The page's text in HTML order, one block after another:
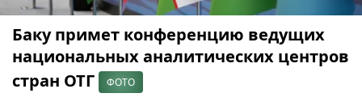
Баку примет конференцию ведущих
национальных аналитических центров
стран ОТГ
ФОТО